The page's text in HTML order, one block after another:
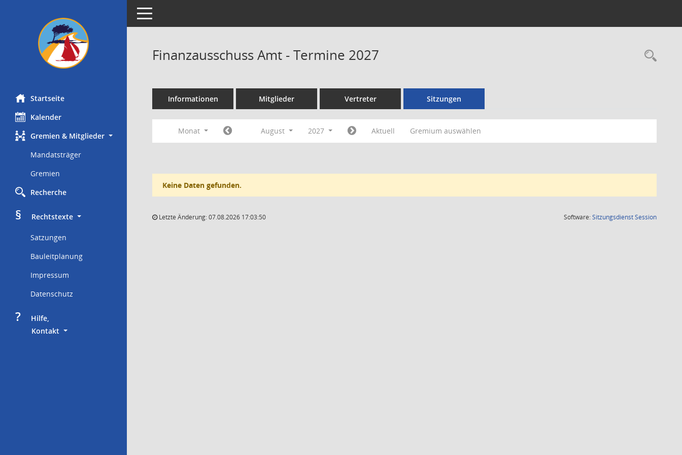
Startseite
Kalender
Gremien & Mitglieder
Mandatsträger
Gremien
Recherche
§
     Rechtstexte
Satzungen
Bauleitplanung
Impressum
Datenschutz
?
     Hilfe,
Kontakt
Toggle navigation
Finanzausschuss Amt - Termine 2027
Informationen Mitglieder Vertreter Sitzungen
Monat August 2027 Aktuell Gremium auswählen
Keine Daten gefunden.
Letzte Änderung: 07.08.2026 17:03:50 Software:SitzungsdienstSession(Wird in